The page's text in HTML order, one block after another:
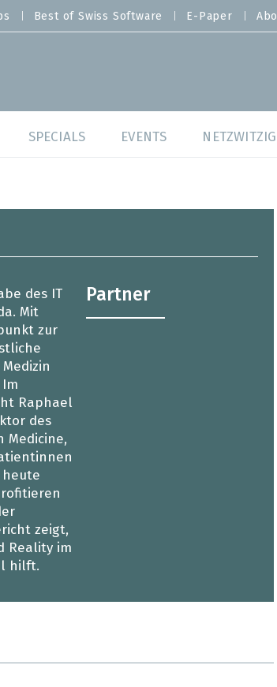
Best of Swiss Software E-Paper Abo
& Co.
SPECIALS
Cybersecurity
IT for Gov
Cloud & Managed Services
IT for Health
Artificial Intelligence
Finance 2030
Fintech & Insurtech
Professional AV & Digital Signage
» alle Specials
EVENTS
Best of Swiss Software
NETZWITZIG
des IT
Mit
zur
Raphael
des
Medicine,
heute
zeigt,
Reality im
hilft.
Partner